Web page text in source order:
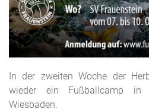
In der zweiten Woche der
wieder ein Fußballcamp in
Wiesbaden.